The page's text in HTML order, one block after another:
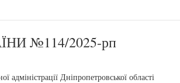
№114/2025-рп
Дніпропетровської області